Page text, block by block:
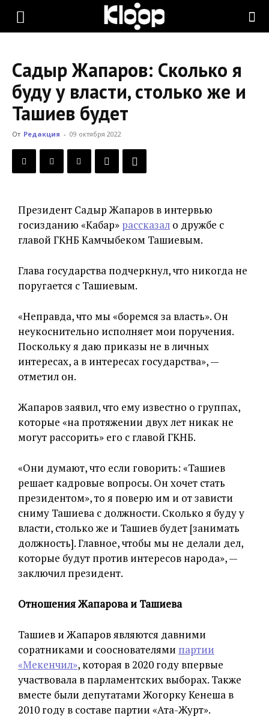
KLOOP.KG
Новости
Кыргызстана
Садыр Жапаров: Сколько я
буду у власти, столько же и
Ташиев будет
От Редакция - 09 октября 2022
Президент Садыр Жапаров в интервью
госизданию «Кабар» рассказал о дружбе с
главой ГКНБ Камчыбеком Ташиевым.
Глава государства подчеркнул, что никогда не
поругается с Ташиевым.
«Неправда, что мы «боремся за власть». Он
неукоснительно исполняет мои поручения.
Поскольку я даю приказы не в личных
интересах, а в интересах государства», —
отметил он.
Жапаров заявил, что ему известно о группах,
которые «на протяжении двух лет никак не
могут рассорить» его с главой ГКНБ.
«Они думают, что если говорить: «Ташиев
решает кадровые вопросы. Он хочет стать
президентом», то я поверю им и от зависти
сниму Ташиева с должности. Сколько я буду у
власти, столько же и Ташиев будет [занимать
должность]. Главное, чтобы мы не делали дел,
которые будут против интересов народа», —
заключил президент.
Отношения Жапарова и Ташиева
Ташиев и Жапаров являются давними
соратниками и сооснователями партии
«Мекенчил», которая в 2020 году впервые
участвовала в парламентских выборах. Также
вместе были депутатами Жогорку Кенеша в
2010 году в составе партии «Ата-Журт».